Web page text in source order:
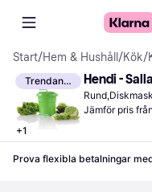
Start/Hem & Hushåll /Kök/
Trendande
+1
Hendi -
Jämför pris från
Prova flexibla betalningar